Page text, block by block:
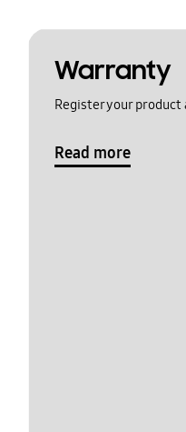
Warranty
Register your
Read more